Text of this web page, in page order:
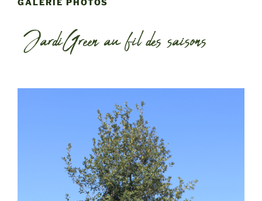
GALERIE PHOTOS
JardiGreen au fil des saisons